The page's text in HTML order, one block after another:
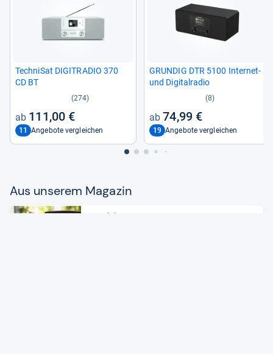
Tech­ni­Sat DIGITRA­DIO 370
CD BT
(274)
111,00 €
11 Angebote vergleichen
GRUN­DIG DTR 5100 Inter­net-​
und Digi­tal­ra­dio
(8)
74,99 €
19 Angebote vergleichen
Aus unse­rem Maga­zin
Produkte